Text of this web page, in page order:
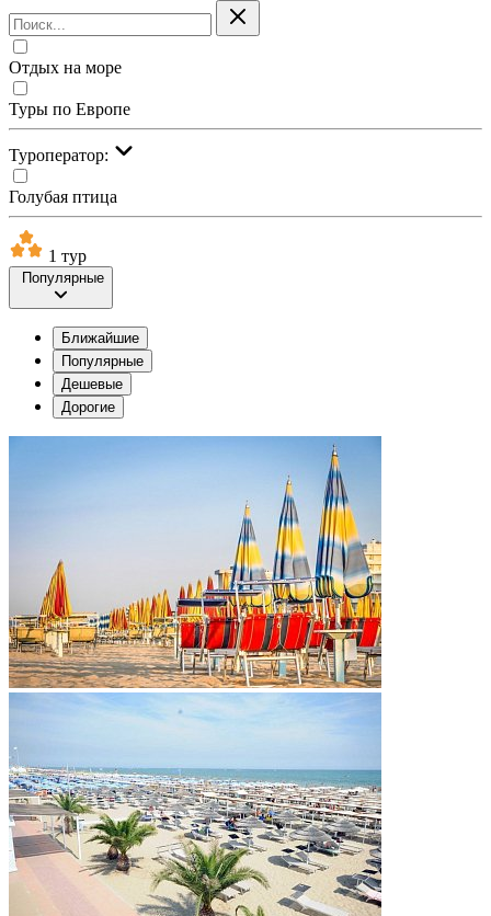
Отдых на море
Туры по Европе
Туроператор:
Голубая птица
1 тур
Популярные
Ближайшие
Популярные
Дешевые
Дорогие